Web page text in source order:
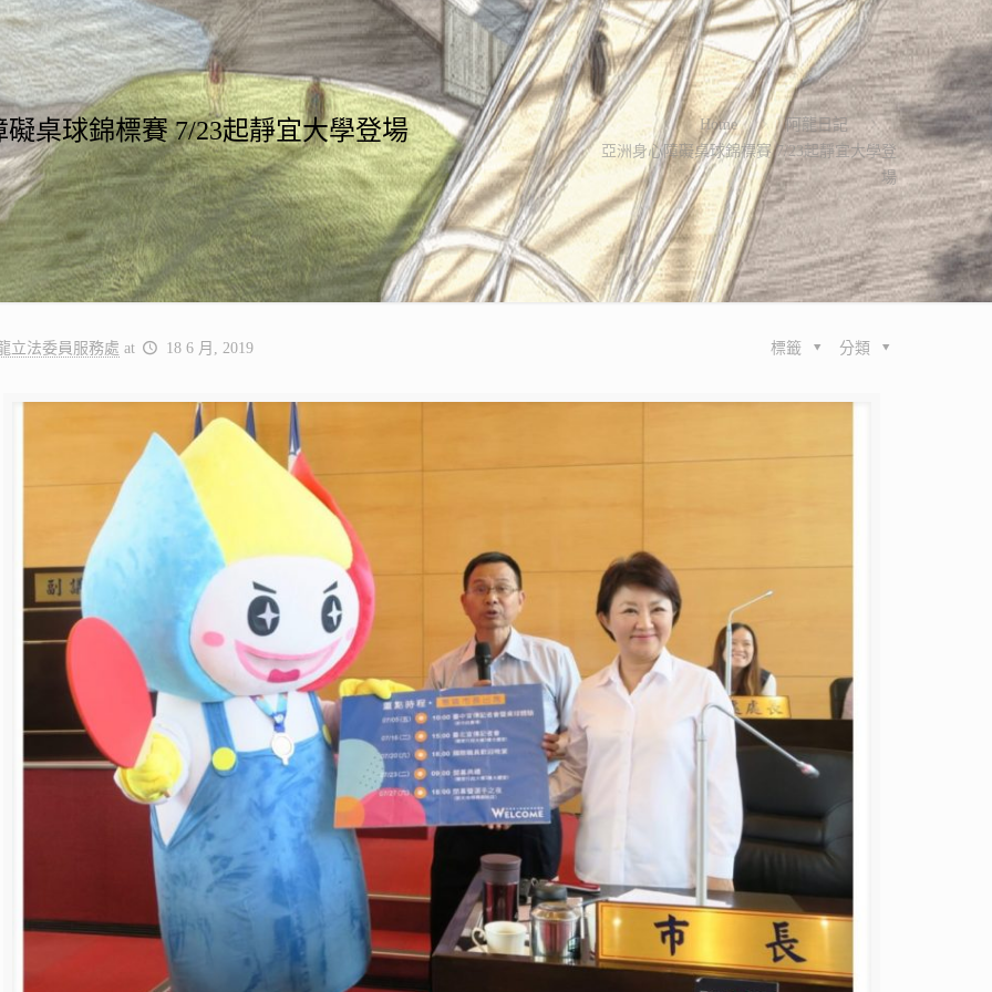
礙桌球錦標賽 7/23起靜宜大學登場 Home
阿龍日記
亞洲身心障礙桌球錦標賽 7/23起靜宜大學登
場
立法委員服務處 at 18 6 月, 2019 分類
標籤